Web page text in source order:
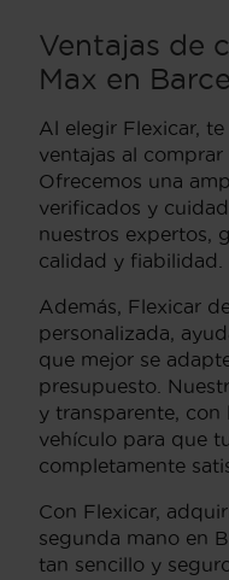
Ventajas de
Max en
Al elegir Flexicar,
ventajas al comprar
Ofrecemos una
verificados y
nuestros expertos,
calidad y fiabilidad.
Además, Flexicar
personalizada,
que mejor se
presupuesto.
y transparente,
vehículo para que
completamente
Con Flexicar,
segunda mano en
tan sencillo y